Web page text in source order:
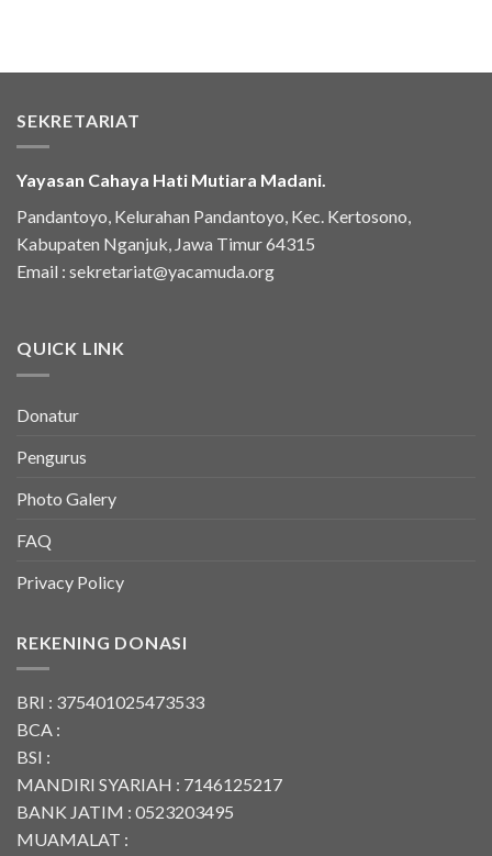
SEKRETARIAT
Yayasan Cahaya Hati Mutiara Madani.
Pandantoyo, Kelurahan Pandantoyo, Kec. Kertosono,
Kabupaten Nganjuk, Jawa Timur 64315
Email : sekretariat@yacamuda.org
QUICK LINK
Donatur
Pengurus
Photo Galery
FAQ
Privacy Policy
REKENING DONASI
BRI : 375401025473533
BCA :
BSI :
MANDIRI SYARIAH : 7146125217
BANK JATIM : 0523203495
MUAMALAT :